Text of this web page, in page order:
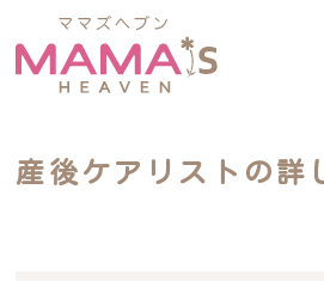
産後ケアリストの詳